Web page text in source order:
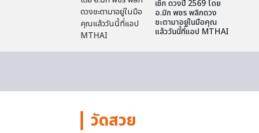
เช็ก ดวงปี 2569 โดย
อ.มิก พชร พลิกดวง
ชะตามาอยู่ในมือคุณ
แล้ววันนี้ที่แอป MTHAI
วัดสวย